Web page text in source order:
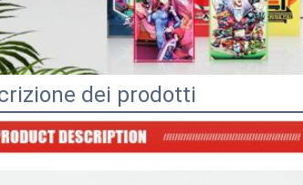
dei prodotti